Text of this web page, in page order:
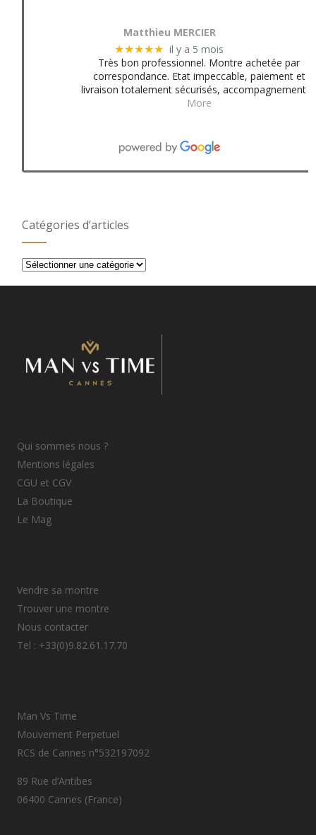
Matthieu MERCIER
★★★★★ il y a 5 mois
Très bon professionnel. Montre achetée par
correspondance. Etat impeccable, paiement et
livraison totalement sécurisés, accompagnement
More
Catégories d’articles
Catégories
Qui sommes nous ?
Mentions légales
CGU et CGV
La Boutique
Le Mag
Vendre sa montre
Trouver une montre
Nous contacter
Tel : +33(0)9.82.61.17.70
Man Vs Time
Mouvement Perpetuel
RCS de Cannes n°532197092
89 Rue d’Antibes
06400 Cannes (France)